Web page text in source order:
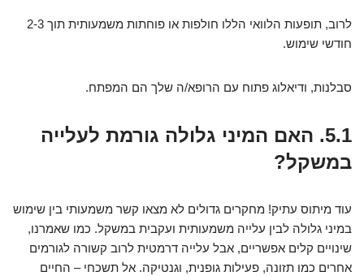
לרוב, תופעות הלוואי הללו חולפות או פוחתות משמעותית תוך 2-3
חודשי שימוש.
סבלנות, ודיאלוג פתוח עם הרופא/ה שלך הם המפתח.
5.1. האם המיני גלולה גורמת לעלייה
במשקל?
עוד מיתוס עתיק! מחקרים גדולים לא מצאו קשר משמעותי בין שימוש
במיני גלולה לבין עלייה משמעותית ועקבית במשקל. כמו שאמרנו,
שינויים קלים אפשריים, אבל עלייה דרמטית לרוב קשורה לגורמים
אחרים כמו תזונה, פעילות גופנית, וגנטיקה. אל תשכחי – החיים